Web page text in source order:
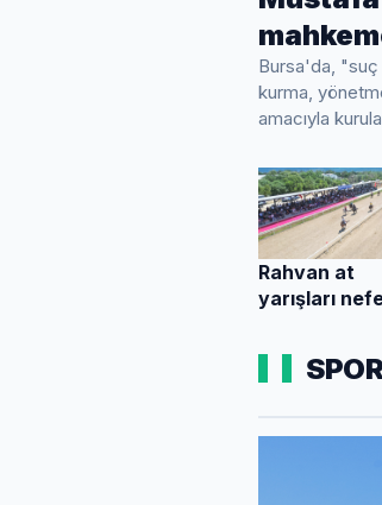
Bursa'da, "suç
kurma,
amacıyla
Rahvan at
yarışları
SPOR